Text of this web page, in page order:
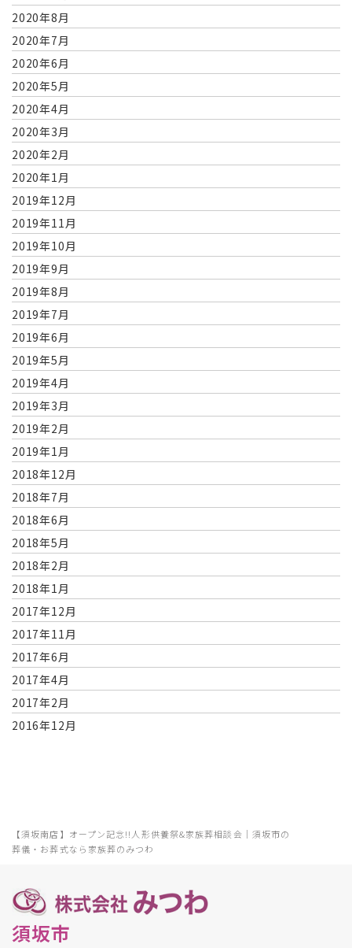
【須坂南店】オープン記念!!人形供養祭&家族葬相談会｜須坂市の
葬儀・お葬式なら家族葬のみつわ
2020年8月
2020年7月
2020年6月
2020年5月
2020年4月
2020年3月
2020年2月
2020年1月
2019年12月
2019年11月
2019年10月
2019年9月
2019年8月
2019年7月
2019年6月
2019年5月
2019年4月
2019年3月
2019年2月
2019年1月
2018年12月
2018年7月
2018年6月
2018年5月
2018年2月
2018年1月
2017年12月
2017年11月
2017年6月
2017年4月
2017年2月
2016年12月
須坂市